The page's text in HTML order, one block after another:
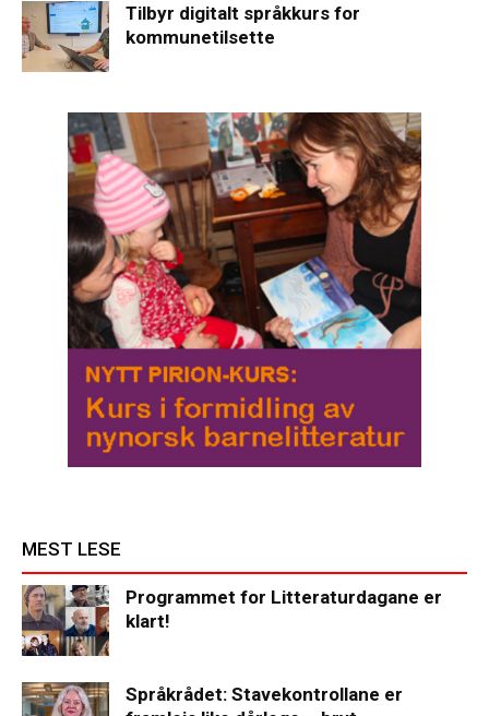
Tilbyr digitalt språkkurs for
kommunetilsette
MEST LESE
Programmet for Litteraturdagane er
klart!
Språkrådet: Stavekontrollane er